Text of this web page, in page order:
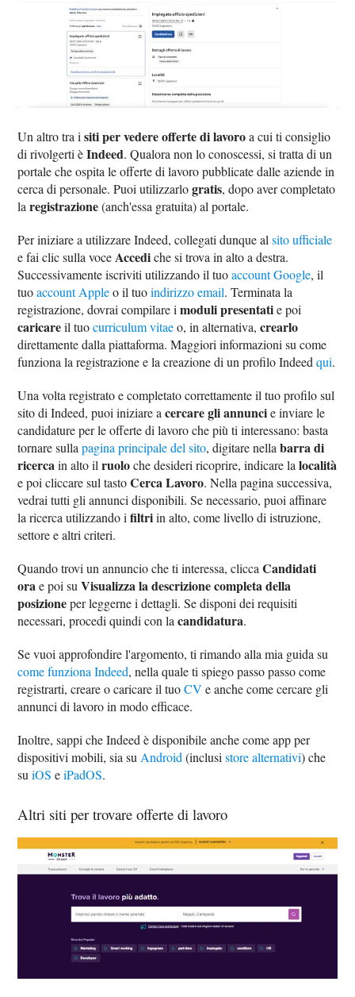
Un altro tra isiti per vedere offerte di lavoroa cui ti consiglio
di rivolgerti èIndeed. Qualora non lo conoscessi, si tratta di un
portale che ospita le offerte di lavoro pubblicate dalle aziende in
cerca di personale. Puoi utilizzarlogratis, dopo aver completato
laregistrazione(anch'essa gratuita) al portale.
Per iniziare a utilizzare Indeed, collegati dunque alsito ufficiale
e fai clic sulla voce Accediche si trova in alto a destra.
Successivamente iscriviti utilizzando il tuoaccount Google, il
tuoaccount Appleo il tuoindirizzo email. Terminata la
registrazione, dovrai compilare imoduli presentatie poi
caricareil tuocurriculum vitaeo, in alternativa,crearlo
direttamente dalla piattaforma. Maggiori informazioni su come
funziona la registrazione e la creazione di un profilo Indeedqui.
Una volta registrato e completato correttamente il tuo profilo sul
sito di Indeed, puoi iniziare acercare gli annuncie inviare le
candidature per le offerte di lavoro che più ti interessano: basta
tornare sullapagina principale del sito, digitare nellabarra di
ricercain alto ilruoloche desideri ricoprire, indicare lalocalità
e poi cliccare sul tastoCerca Lavoro. Nella pagina successiva,
vedrai tutti gli annunci disponibili. Se necessario, puoi affinare
la ricerca utilizzando ifiltriin alto, come livello di istruzione,
settore e altri criteri.
Quando trovi un annuncio che ti interessa, cliccaCandidati
orae poi suVisualizza la descrizione completa della
posizioneper leggerne i dettagli. Se disponi dei requisiti
necessari, procedi quindi con lacandidatura.
Se vuoi approfondire l'argomento, ti rimando alla mia guida su
come funziona Indeed, nella quale ti spiego passo passo come
registrarti, creare o caricare il tuoCV e anche come cercare gli
annunci di lavoro in modo efficace.
Inoltre, sappi che Indeed è disponibile anche come app per
dispositivi mobili, sia su Android (inclusistore alternativi) che
suiOS eiPadOS.
Altri siti per trovare offerte di lavoro